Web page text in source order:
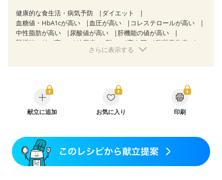
健康的な食生活・病気予防
ダイエット
血糖値・HbA1cが高い
血圧が高い
コレステロールが高い
中性脂肪が高い
尿酸値が高い
肝機能の値が高い
腎機能の値が高い
糖尿病（2型） 高血圧
脂質異常症
狭心症 心筋梗塞
過敏性腸症候群（IBS）
睡眠時無呼吸症候群
糖尿病性腎症（第１期）
糖尿病性腎症（第２期）
糖尿病性腎症（第３期）
CKD（ステージ１）
乳がん（放射線治療中）
乳がん治療を終えた方・経過観察中の方など
胃がん治療を終えた方・経過観察中の方
さらに表示する
献立に追加 お気に入り 印刷